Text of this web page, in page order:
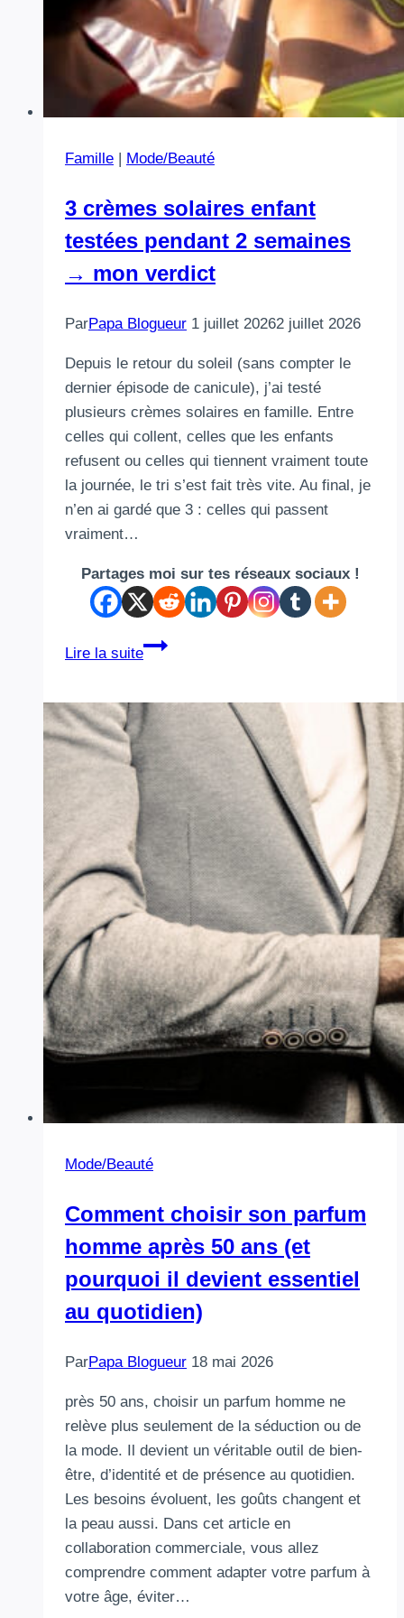
Famille | Mode/Beauté
3 crèmes solaires enfant
testées pendant 2 semaines
→ mon verdict
ParPapa Blogueur 1 juillet 20262 juillet 2026
Depuis le retour du soleil (sans compter le
dernier épisode de canicule), j’ai testé
plusieurs crèmes solaires en famille. Entre
celles qui collent, celles que les enfants
refusent ou celles qui tiennent vraiment toute
la journée, le tri s’est fait très vite. Au final, je
n’en ai gardé que 3 : celles qui passent
vraiment…
Partages moi sur tes réseaux sociaux !
Lire la suite
3
enfant
pendant
semaines
mon
verdict
Mode/Beauté
Comment choisir son parfum
homme après 50 ans (et
pourquoi il devient essentiel
au quotidien)
ParPapa Blogueur 18 mai 2026
près 50 ans, choisir un parfum homme ne
relève plus seulement de la séduction ou de
la mode. Il devient un véritable outil de bien-
être, d’identité et de présence au quotidien.
Les besoins évoluent, les goûts changent et
la peau aussi. Dans cet article en
collaboration commerciale, vous allez
comprendre comment adapter votre parfum à
votre âge, éviter…